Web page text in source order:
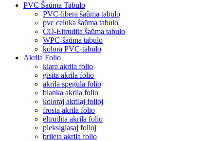
PVC Ŝaŭma Tabulo
PVC-libera ŝaŭma tabulo
pvc celuka ŝaŭma tabulo
CO-Eltrudita ŝaŭma tabulo
WPC-ŝaŭma tabulo
kolora PVC-tabulo
Akrila Folio
klara akrila folio
gisita akrila folio
akrila spegula folio
blanka akrila folio
koloraj akrilaj folioj
frosta akrila folio
eltrudita akrila folio
pleksiglasaj folioj
brileta akrila folio